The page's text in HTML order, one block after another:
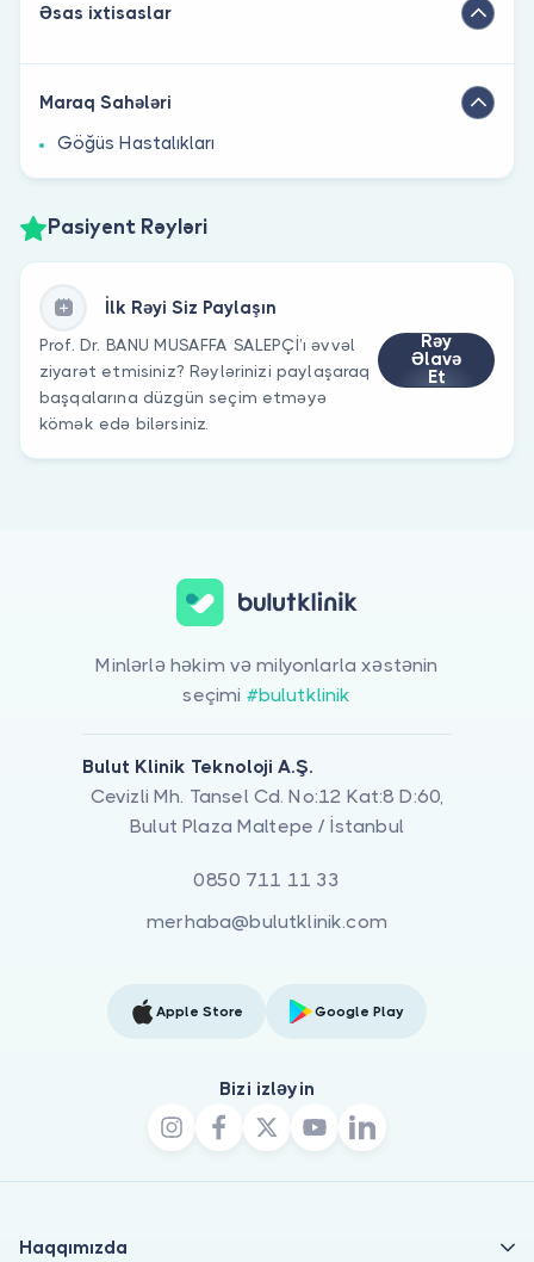
Əsas ixtisaslar
Maraq Sahələri
Göğüs Hastalıkları
Pasiyent Rəyləri
İlk Rəyi Siz Paylaşın
Prof. Dr. BANU MUSAFFA SALEPÇİ’ı əvvəl
ziyarət etmisiniz? Rəylərinizi paylaşaraq
başqalarına düzgün seçim etməyə
kömək edə bilərsiniz.
Rəy
Əlavə
Et
Minlərlə həkim və milyonlarla xəstənin
seçimi #bulutklinik
Bulut Klinik Teknoloji A.Ş.
Cevizli Mh. Tansel Cd. No:12 Kat:8 D:60,
Bulut Plaza Maltepe / İstanbul
0850 711 11 33
merhaba@bulutklinik.com
Apple Store Google Play
Bizi izləyin
Haqqımızda